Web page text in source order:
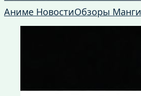
Аниме НовостиОбзоры Манги